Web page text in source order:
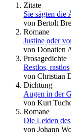
Zitate
Sie sägten die
von Bertolt
Romane
Justine oder
von Donatien
Prosagedichte
Restlos, rastlos
von Christian
Dichtung
Augen in der
von Kurt
Romane
Die Leiden
von Johann